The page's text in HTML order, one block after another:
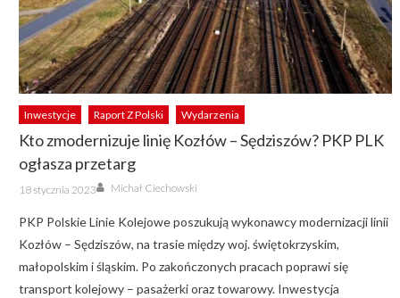
Inwestycje Raport Z Polski Wydarzenia
Kto zmodernizuje linię Kozłów – Sędziszów? PKP PLK
ogłasza przetarg
Posted
on
18 stycznia 2023 Author
Michał Ciechowski
PKP Polskie Linie Kolejowe poszukują wykonawcy modernizacji linii
Kozłów – Sędziszów, na trasie między woj. świętokrzyskim,
małopolskim i śląskim. Po zakończonych pracach poprawi się
transport kolejowy – pasażerki oraz towarowy. Inwestycja